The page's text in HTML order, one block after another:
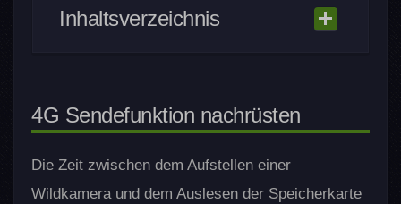
Inhaltsverzeichnis
(Spypoint Cell-Link)
Kameragurt
Mini-Wasserwaage
4G Sendefunktion nachrüsten
Die Zeit zwischen dem Aufstellen einer
Wildkamera und dem Auslesen der Speicherkarte